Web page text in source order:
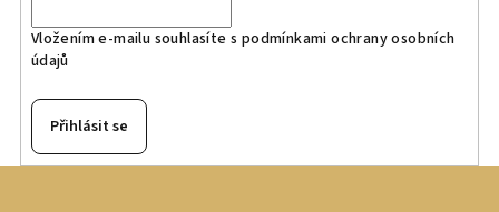
Vložením e-mailu souhlasíte s podmínkami ochrany osobních
údajů
Přihlásit se